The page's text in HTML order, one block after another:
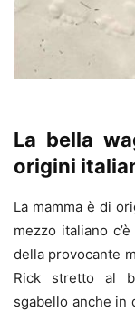
La bella
origini
La mamma è di
mezzo italiano
della provocante
Rick stretto al
sgabello anche in